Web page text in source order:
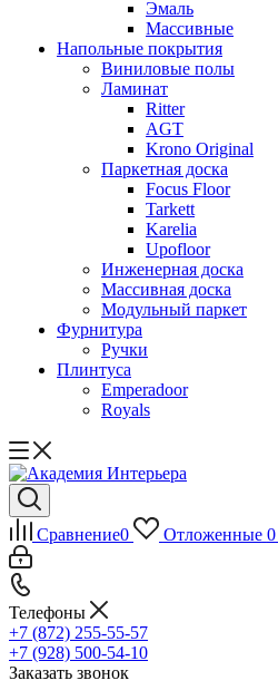
Эмаль
Массивные
Напольные покрытия
Виниловые полы
Ламинат
Ritter
AGT
Krono Original
Паркетная доска
Focus Floor
Tarkett
Karelia
Upofloor
Инженерная доска
Массивная доска
Модульный паркет
Фурнитура
Ручки
Плинтуса
Emperadoor
Royals
Сравнение0 Отложенные 0
Телефоны
+7 (872) 255-55-57
+7 (928) 500-54-10
Заказать звонок